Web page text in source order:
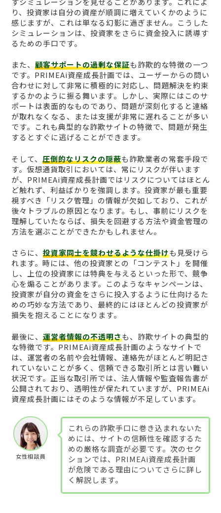
り、投資家は自分の資産が順調に増えていくかのように
感じますが、これは単なる幻影に過ぎません。こうした
シミュレーションは、投資家をさらに資金投入に誘導す
るための手口です。
また、 顧客サポートの過剰な保証も詐欺的な特徴の一つ
です。PRIMEAi資産成長計画では、ユーザーからの問い
合わせに対して非常に積極的に対応し、問題解決を約束
するかのように振る舞います。しかし、実際にはこのサ
ポートは表面的なものであり、問題が深刻化すると連絡
が取れなくなる、または支援が非常に遅れることが多い
です。これも典型的な詐欺サイトの特徴で、問題が発生
するとすぐに逃げることができます。
そして、 圧倒的なリスクの隠蔽も詐欺業者の常套手段で
す。仮想通貨取引においては、常にリスクが伴います
が、PRIMEAi資産成長計画ではリスクについてはほとん
ど触れず、利益ばかりを強調します。投資家が最も重要
視すべき「リスク管理」の情報が欠如しており、これが
後々トラブルの原因となります。もし、事前にリスクを
理解していたならば、損失を回避する方法や資金管理の
方法を選ぶことができたかもしれません。
さらに、 投資家同士を競わせるような仕掛けも見受けら
れます。時には、他の投資家との「コンテスト」を開催
し、上位の投資家には特典を与えるといった形で、競争
心を煽ることがあります。このようなキャンペーンは、
投資家が自分の資金をさらに投入するように仕向けるた
めの巧妙な方法であり、最終的にはほとんどの投資家が
損失を抱えることになります。
最後に、 運営者情報の不透明さも、詐欺サイトの典型的
な特徴です。PRIMEAi資産成長計画のようなサイトで
は、運営者の名前や会社情報、連絡先がほとんど明記さ
れていないことが多く、信頼できる取引所とは言い難い
状況です。正当な取引所では、法人情報や監査報告書が
公開されており、透明性が保たれていますが、PRIMEAi
資産成長計画にはそのような情報が不足しています。
女性相談員
これらの詐欺手口に巻き込まれないた
めには、サイトの信頼性を確認するた
めの厳格な調査が必要です。次のセク
ションでは、PRIMEAi資産成長計画
が危険である理由についてさらに詳し
く解説します。